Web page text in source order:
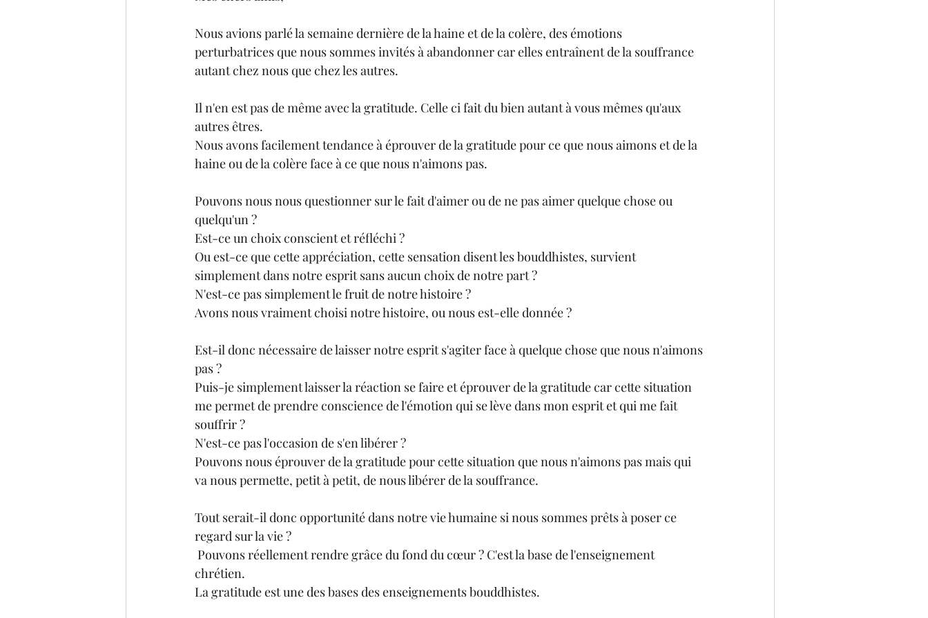
Nous avions parlé la semaine dernière de la haine et de la colère, des émotions
perturbatrices que nous sommes invités à abandonner car elles entraînent de la souffrance
autant chez nous que chez les autres.
Il n'en est pas de même avec la gratitude. Celle ci fait du bien autant à vous mêmes qu'aux
autres êtres.
Nous avons facilement tendance à éprouver de la gratitude pour ce que nous aimons et de la
haine ou de la colère face à ce que nous n'aimons pas.
Pouvons nous nous questionner sur le fait d'aimer ou de ne pas aimer quelque chose ou
quelqu'un ?
Est-ce un choix conscient et réfléchi ?
Ou est-ce que cette appréciation, cette sensation disent les bouddhistes, survient
simplement dans notre esprit sans aucun choix de notre part ?
N'est-ce pas simplement le fruit de notre histoire ?
Avons nous vraiment choisi notre histoire, ou nous est-elle donnée ?
Est-il donc nécessaire de laisser notre esprit s'agiter face à quelque chose que nous n'aimons
pas ?
Puis-je simplement laisser la réaction se faire et éprouver de la gratitude car cette situation
me permet de prendre conscience de l'émotion qui se lève dans mon esprit et qui me fait
souffrir ?
N'est-ce pas l'occasion de s'en libérer ?
Pouvons nous éprouver de la gratitude pour cette situation que nous n'aimons pas mais qui
va nous permette, petit à petit, de nous libérer de la souffrance.
Tout serait-il donc opportunité dans notre vie humaine si nous sommes prêts à poser ce
regard sur la vie ?
chrétien.
La gratitude est une des bases des enseignements bouddhistes.